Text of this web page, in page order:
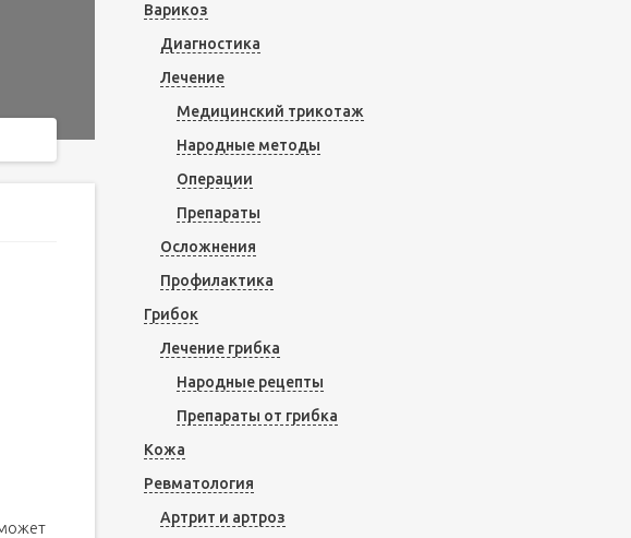
Варикоз
Диагностика
Лечение
Медицинский трикотаж
Народные методы
Операции
Препараты
Осложнения
Профилактика
Грибок
Лечение грибка
Народные рецепты
Препараты от грибка
Кожа
Ревматология
Артрит и артроз